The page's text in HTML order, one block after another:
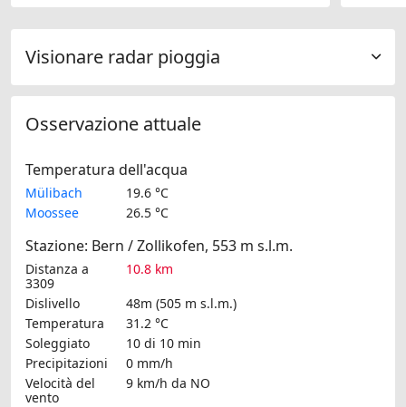
Visionare radar pioggia
Osservazione attuale
Temperatura dell'acqua
Mülibach
19.6 °C
Moossee
26.5 °C
Stazione: Bern / Zollikofen, 553 m s.l.m.
Distanza a
3309
10.8 km
Dislivello
48m (505 m s.l.m.)
Temperatura
31.2 °C
Soleggiato
10 di 10 min
Precipitazioni
0 mm/h
Velocità del
vento
9 km/h da NO